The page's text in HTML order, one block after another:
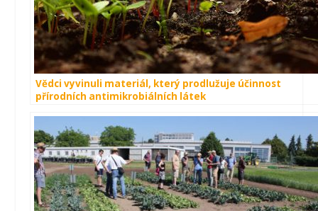
Vědci vyvinuli materiál, který prodlužuje účinnost
přírodních antimikrobiálních látek